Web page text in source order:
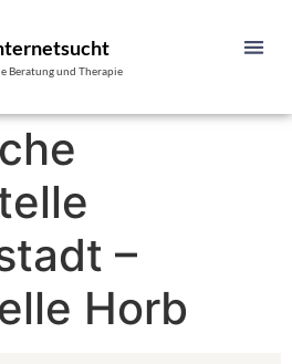
Beratung und Therapie
–
Horb